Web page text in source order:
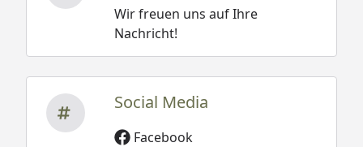
Wir freuen uns auf Ihre
Nachricht!
Social Media
Facebook